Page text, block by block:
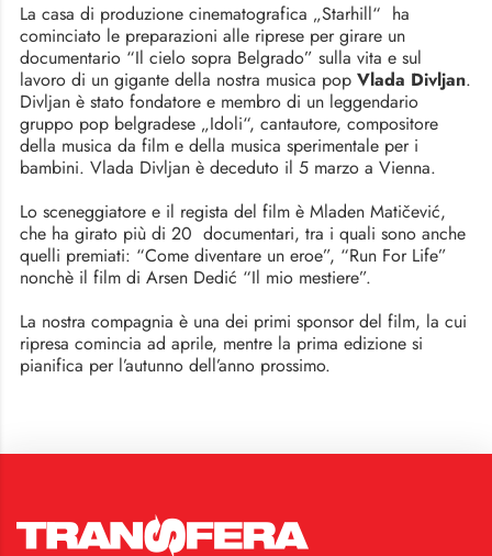
La casa di produzione cinematografica „Starhill“ ha
cominciato le preparazioni alle riprese per girare un
documentario “Il cielo sopra Belgrado” sulla vita e sul
lavoro di un gigante della nostra musica pop Vlada Divljan.
Divljan è stato fondatore e membro di un leggendario
gruppo pop belgradese „Idoli“, cantautore, compositore
della musica da film e della musica sperimentale per i
bambini. Vlada Divljan è deceduto il 5 marzo a Vienna.
Lo sceneggiatore e il regista del film è Mladen Matičević,
che ha girato più di 20 documentari, tra i quali sono anche
quelli premiati: “Come diventare un eroe”, “Run For Life”
nonchè il film di Arsen Dedić “Il mio mestiere”.
La nostra compagnia è una dei primi sponsor del film, la cui
ripresa comincia ad aprile, mentre la prima edizione si
pianifica per l’autunno dell’anno prossimo.